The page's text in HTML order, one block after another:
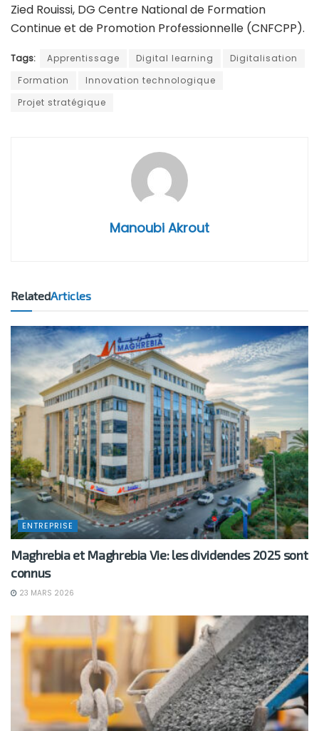
Zied Rouissi, DG Centre National de Formation
Continue et de Promotion Professionnelle (CNFCPP).
Tags: Apprentissage Digital learning
Digitalisation
Formation
Innovation technologique
Projet stratégique
Manoubi Akrout
RelatedArticles
ENTREPRISE
Maghrebia et Maghrebia Vie: les dividendes 2025 sont
connus
23 MARS 2026